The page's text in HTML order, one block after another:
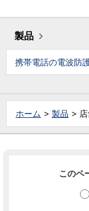
製品
携帯電話の電波防
ホーム 製品
このペ